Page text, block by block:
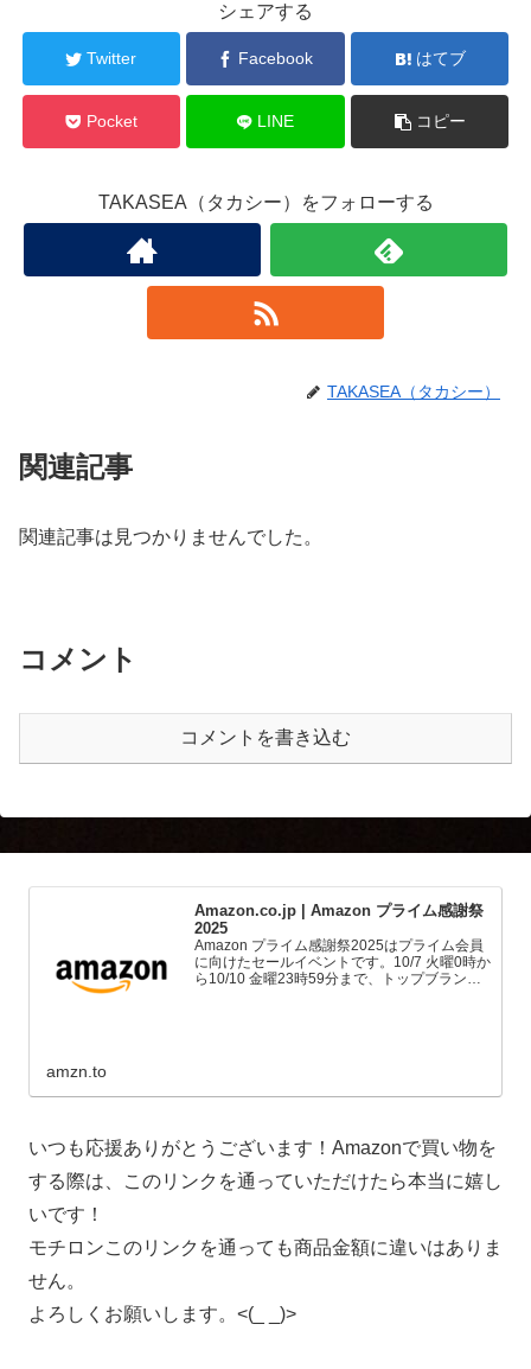
シェアする
Twitter Facebook はてブ
Pocket LINE コピー
TAKASEA（タカシー）をフォローする
TAKASEA（タカシー）
関連記事
関連記事は見つかりませんでした。
コメント
コメントを書き込む
Amazon.co.jp | Amazon プライム感謝祭
2025
Amazon プライム感謝祭2025はプライム会員
に向けたセールイベントです。10/7 火曜0時か
ら10/10 金曜23時59分まで、トップブランド
amzn.to
いつも応援ありがとうございます！Amazonで買い物を
する際は、このリンクを通っていただけたら本当に嬉し
いです！
モチロンこのリンクを通っても商品金額に違いはありま
せん。
よろしくお願いします。<(_ _)>